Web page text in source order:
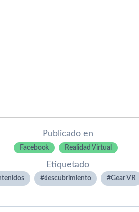
Publicado en
Facebook Realidad Virtual
Etiquetado
descubrimiento Gear VR